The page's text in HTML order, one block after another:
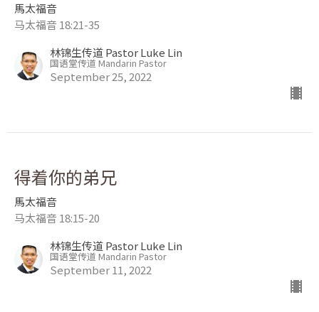
馬太福音
马太福音 18:21-35
林锦生传道 Pastor Luke Lin
国语堂传道 Mandarin Pastor
September 25, 2022
得着你的弟兄
馬太福音
马太福音 18:15-20
林锦生传道 Pastor Luke Lin
国语堂传道 Mandarin Pastor
September 11, 2022